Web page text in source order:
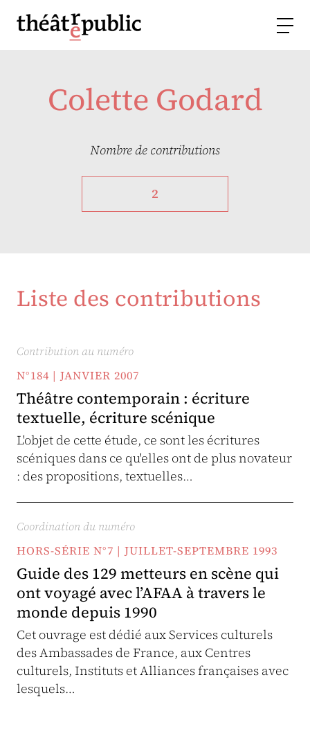
Colette Godard
Nombre de contributions
2
Liste des contributions
Contribution au numéro
N°184 | JANVIER 2007
Théâtre contemporain : écriture
textuelle, écriture scénique
L'objet de cette étude, ce sont les écritures
scéniques dans ce qu'elles ont de plus novateur
: des propositions, textuelles…
Coordination du numéro
HORS-SÉRIE N°7 | JUILLET-SEPTEMBRE 1993
Guide des 129 metteurs en scène qui
ont voyagé avec l’AFAA à travers le
monde depuis 1990
Cet ouvrage est dédié aux Services culturels
des Ambassades de France, aux Centres
culturels, Instituts et Alliances françaises avec
lesquels…